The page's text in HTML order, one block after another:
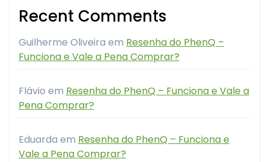
Recent Comments
Guilherme Oliveira em Resenha do PhenQ –
Funciona e Vale a Pena Comprar?
Flávio em Resenha do PhenQ – Funciona e Vale a
Pena Comprar?
Eduarda em Resenha do PhenQ – Funciona e
Vale a Pena Comprar?